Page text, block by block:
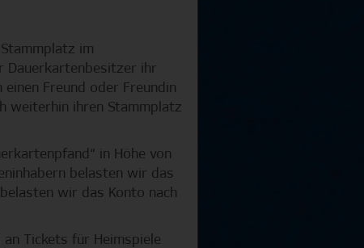
im
Dauerkartenbesitzer ihr
Freund oder Freundin
weiterhin ihren Stammplatz
in Höhe von
belasten wir das
wir das Konto nach
Tickets für Heimspiele